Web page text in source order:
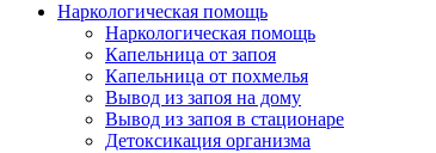
Наркологическая помощь
Наркологическая помощь
Капельница от запоя
Капельница от похмелья
Вывод из запоя на дому
Вывод из запоя в стационаре
Детоксикация организма